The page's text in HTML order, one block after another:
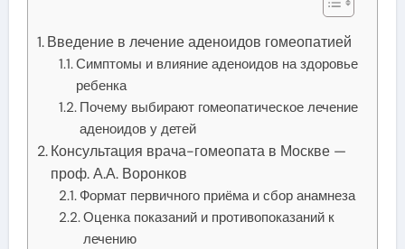
Введение в лечение аденоидов гомеопатией
Симптомы и влияние аденоидов на здоровье
ребенка
Почему выбирают гомеопатическое лечение
аденоидов у детей
Консультация врача-гомеопата в Москве —
проф. А.А. Воронков
Формат первичного приёма и сбор анамнеза
Оценка показаний и противопоказаний к
лечению